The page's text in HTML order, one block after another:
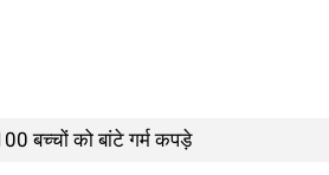
बच्चों को बांटे गर्म कपड़े